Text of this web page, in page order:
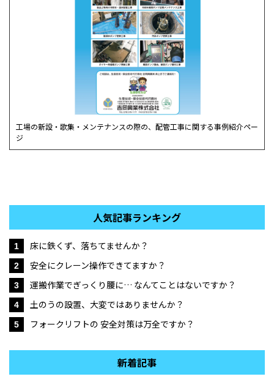
工場の新設・歌集・メンテナンスの際の、配管工事に関する事例紹介ペー
ジ
人気記事ランキング
1 床に鉄くず、落ちてませんか？
2 安全にクレーン操作できてますか？
3 運搬作業でぎっくり腰に… なんてことはないですか？
4 土のうの設置、大変ではありませんか？
5 フォークリフトの 安全対策は万全ですか？
新着記事